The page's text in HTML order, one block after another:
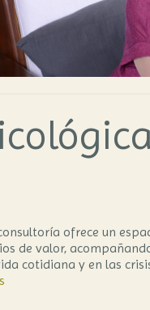
ofrece un
de valor,
cotidiana y en las